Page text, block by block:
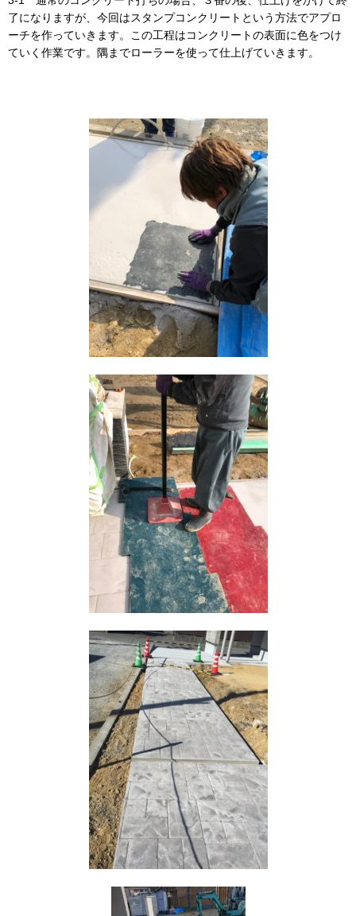
了になりますが、今回はスタンプコンクリートという方法でアプロ
ーチを作っていきます。この工程はコンクリートの表面に色をつけ
ていく作業です。隅までローラーを使って仕上げていきます。